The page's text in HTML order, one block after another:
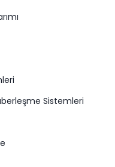
Sistemleri